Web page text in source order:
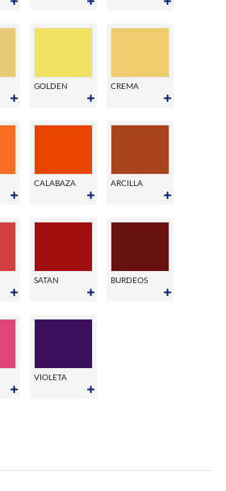
GOLDEN CREMA
CALABAZA ARCILLA
SATAN BURDEOS
VIOLETA